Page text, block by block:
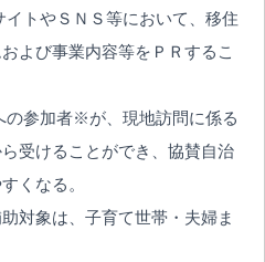
イトやＳＮＳ等において、移住
よび事業内容等をＰＲするこ
の参加者※が、現地訪問に係る
受けることができ、協賛自治
くなる。
対象は、子育て世帯・夫婦ま